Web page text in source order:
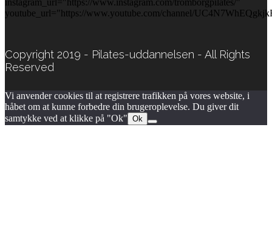
instagram_url="https://www.instagram.com/tromborgpilates/"
youtube_url="https://www.youtube.com/channel/
Copyright 2019 - Pilates-uddannelsen - All Rights
Reserved
Vi anvender cookies til at registrere trafikken på vores website, i
håbet om at kunne forbedre din brugeroplevelse. Du giver dit
samtykke ved at klikke på "Ok" Ok